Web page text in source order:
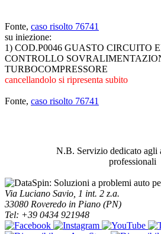
Fonte, caso risolto 76741
su iniezione:
1) COD.P0046 GUASTO CIRCUITO
CONTROLLO
TURBOCOMPRESSORE
cancellandolo si ripresenta subito
Fonte, caso risolto 76741
N.B. Servizio dedicato agli
professionali
Via Luciano Savio, 1 int. 2 z.a.
33080 Roveredo in Piano (PN)
Tel: +39 0434 921948